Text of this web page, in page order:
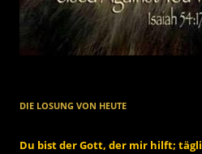
DIE LOSUNG VON HEUTE
Du bist der Gott, der mir hilft;